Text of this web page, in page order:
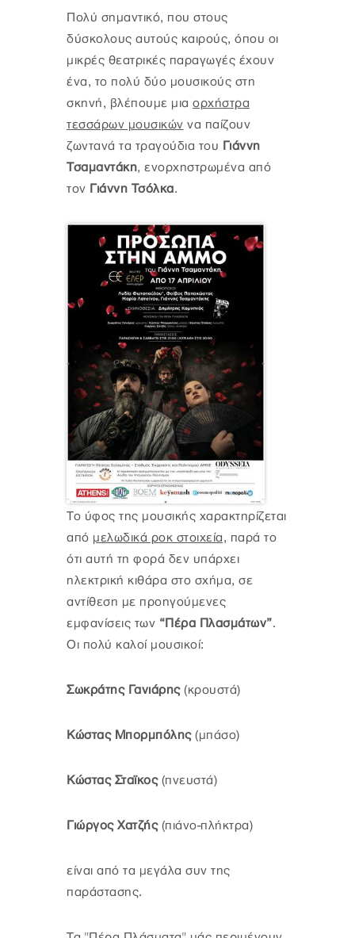
Πολύ σημαντικό, που στους
δύσκολους αυτούς καιρούς, όπου οι
μικρές θεατρικές παραγωγές έχουν
ένα, το πολύ δύο μουσικούς στη
σκηνή, βλέπουμε μια ορχήστρα
τεσσάρων μουσικών να παίζουν
ζωντανά τα τραγούδια του Γιάννη
Τσαμαντάκη, ενορχηστρωμένα από
τον Γιάννη Τσόλκα.
Το ύφος της μουσικής χαρακτηρίζεται
από μελωδικά ροκ στοιχεία, παρά το
ότι αυτή τη φορά δεν υπάρχει
ηλεκτρική κιθάρα στο σχήμα, σε
αντίθεση με προηγούμενες
εμφανίσεις των “Πέρα Πλασμάτων”.
Οι πολύ καλοί μουσικοί:
Σωκράτης Γανιάρης(κρουστά)
Κώστας Μπορμπόλης(μπάσο)
Κώστας Σταϊκος(πνευστά)
Γιώργος Χατζής(πιάνο-πλήκτρα)
είναι από τα μεγάλα συν της
παράστασης.